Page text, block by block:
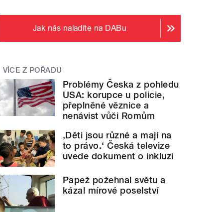
Jak nás naladíte na DABu
VÍCE Z POŘADU
Problémy Česka z pohledu
USA: korupce u policie,
přeplněné věznice a
nenávist vůči Romům
‚Děti jsou různé a mají na
to právo.‘ Česká televize
uvede dokument o inkluzi
Papež požehnal světu a
kázal mírové poselství